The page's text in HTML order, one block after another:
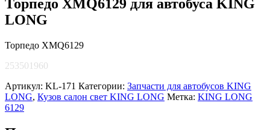
Торпедо XMQ6129 для автобуса KING
LONG
Торпедо XMQ6129
253501960
Артикул: KL-171 Категории: Запчасти для автобусов KING
LONG, Кузов салон свет KING LONG Метка: KING LONG
6129